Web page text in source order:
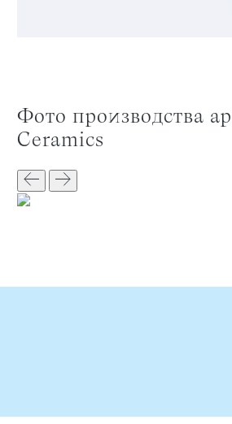
Фото производства архитектурной керамики Luxury
Ceramics